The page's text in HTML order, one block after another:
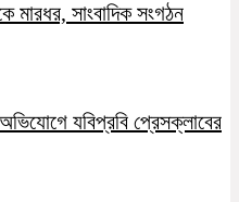
মারধর, সাংবাদিক সংগঠন
অভিযোগে যবিপ্রবি প্রেসক্লাবের